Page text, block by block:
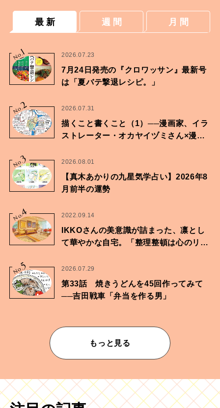
最 新 週 間 月 間
No.
1 2026.07.23
7月24日発売の『クロワッサン』最新号
は「夏バテ撃退レシピ。」
No.2 2026.07.31
描くこと書くこと（1）──漫画家、イラ
ストレーター・オカヤイヅミさん×漫画
No.3 2026.08.01
【真木あかりの九星気学占い】2026年8
月前半の運勢
No.
4 2022.09.14
IKKOさんの美意識が詰まった、凛とし
て華やかな自宅。「整理整頓は心のリズ
No.5 2026.07.29
第33話 焼きうどんを45回作ってみて
──吉田戦車「弁当を作る男」
もっと見る